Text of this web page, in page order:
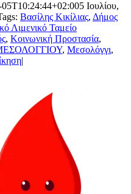
05T10:24:44+02:005 Ιουλίου,
Βασίλης Κικίλιας, Δήμος
Λιμενικό Ταμείο
, Κοινωνική Προστασία,
, Μεσολόγγι,
|